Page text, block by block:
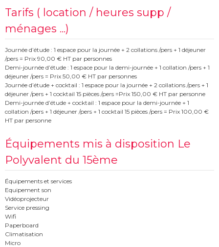
Tarifs ( location / heures supp /
ménages ...)
Journée d’étude : 1 espace pour la journée + 2 collations /pers + 1 déjeuner
/pers = Prix 90,00 € HT par personnes
Demi-journée d’étude : 1 espace pour la demi-journée + 1 collation /pers + 1
déjeuner /pers = Prix 50,00 € HT par personnes
Journée d’étude + cocktail : 1 espace pour la journée + 2 collations /pers + 1
déjeuner /pers + 1 cocktail 15 pièces /pers =Prix 150,00 € HT par personne
Demi-journée d’étude + cocktail : 1 espace pour la demi-journée + 1
collation /pers + 1 déjeuner /pers + 1 cocktail 15 pièces /pers = Prix 100,00 €
HT par personne
Équipements mis à disposition Le
Polyvalent du 15ème
Équipements et services
Equipement son
Vidéoprojecteur
Service pressing
Wifi
Paperboard
Climatisation
Micro